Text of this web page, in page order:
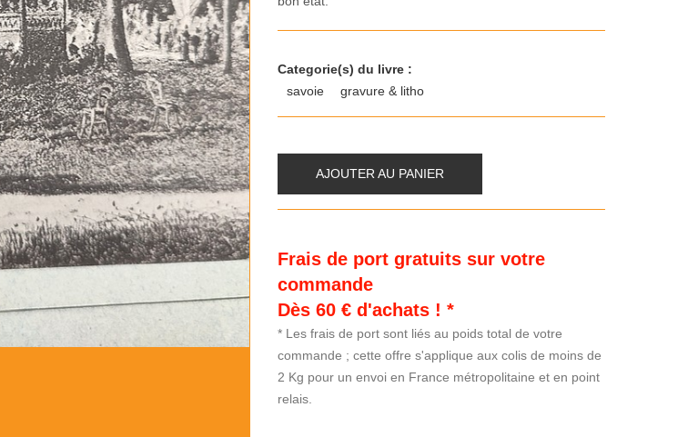
Categorie(s) du livre :
savoie
gravure & litho
AJOUTER AU PANIER
Frais de port gratuits sur votre
commande
Dès 60 € d'achats ! *
* Les frais de port sont liés au poids total de votre
commande ; cette offre s'applique aux colis de moins de
2 Kg pour un envoi en France métropolitaine et en point
relais.